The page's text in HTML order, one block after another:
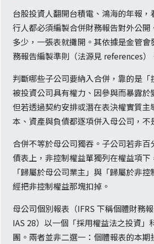
台股投資人翻開台積電、鴻海的年報
行人都必須編製合併財務報告對外公
多少，一張表就攤開。其依據是金管
務報告編製準則（法源見 references）
判斷哪些子公司要納入合併，靠的是
被投資公司具有權力、因參與而暴露
但若透過契約安排或潛在表決權實質
本、資產與負債都逐項併入母公司，不
合併不等於母公司獨吞。子公司若非
債表上，非控制權益單獨列在權益項
「歸屬於母公司業主」與「歸屬於非
經把非控制權益那塊扣掉。
母公司個別報表（IFRS 下稱個體財務
IAS 28）以一個「採用權益法之投資
團。兩者並非二選一：個體報表的本